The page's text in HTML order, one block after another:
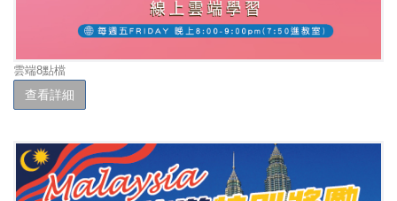
雲端8點檔
查看詳細